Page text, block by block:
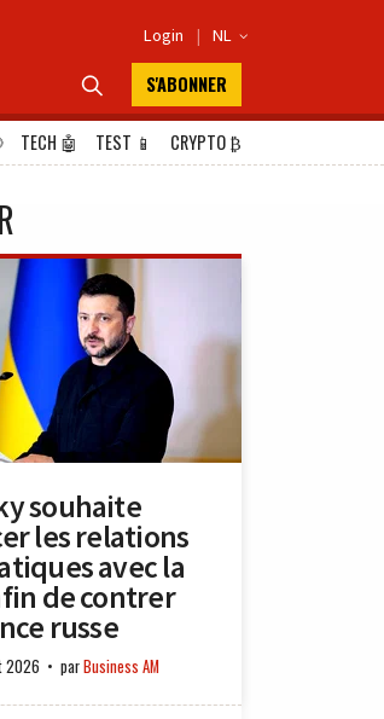
Login | NL 
 S'ABONNER
TECH 🤖 TEST 📱 CRYPTO₿
souhaite
les relations
avec la
de contrer
russe
2026 parBusiness AM